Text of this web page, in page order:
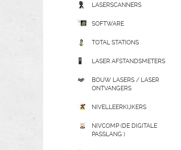
LASERSCANNERS
SOFTWARE
TOTAL STATIONS
LASER AFSTANDSMETERS
BOUW LASERS / LASER
ONTVANGERS
NIVELLEERKIJKERS
NIVCOMP (DE DIGITALE
PASSLANG )